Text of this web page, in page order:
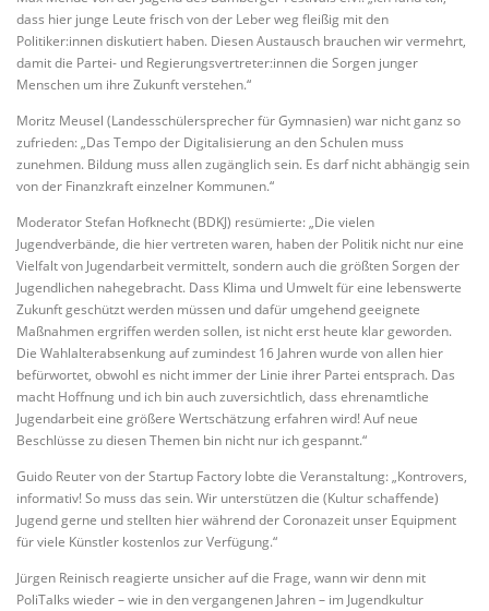
dass hier junge Leute frisch von der Leber weg fleißig mit den
Politiker:innen diskutiert haben. Diesen Austausch brauchen wir vermehrt,
damit die Partei- und Regierungsvertreter:innen die Sorgen junger
Menschen um ihre Zukunft verstehen.“
Moritz Meusel (Landesschülersprecher für Gymnasien) war nicht ganz so
zufrieden: „Das Tempo der Digitalisierung an den Schulen muss
zunehmen. Bildung muss allen zugänglich sein. Es darf nicht abhängig sein
von der Finanzkraft einzelner Kommunen.“
Moderator Stefan Hofknecht (BDKJ) resümierte: „Die vielen
Jugendverbände, die hier vertreten waren, haben der Politik nicht nur eine
Vielfalt von Jugendarbeit vermittelt, sondern auch die größten Sorgen der
Jugendlichen nahegebracht. Dass Klima und Umwelt für eine lebenswerte
Zukunft geschützt werden müssen und dafür umgehend geeignete
Maßnahmen ergriffen werden sollen, ist nicht erst heute klar geworden.
Die Wahlalterabsenkung auf zumindest 16 Jahren wurde von allen hier
befürwortet, obwohl es nicht immer der Linie ihrer Partei entsprach. Das
macht Hoffnung und ich bin auch zuversichtlich, dass ehrenamtliche
Jugendarbeit eine größere Wertschätzung erfahren wird! Auf neue
Beschlüsse zu diesen Themen bin nicht nur ich gespannt.“
Guido Reuter von der Startup Factory lobte die Veranstaltung: „Kontrovers,
informativ! So muss das sein. Wir unterstützen die (Kultur schaffende)
Jugend gerne und stellten hier während der Coronazeit unser Equipment
für viele Künstler kostenlos zur Verfügung.“
Jürgen Reinisch reagierte unsicher auf die Frage, wann wir denn mit
PoliTalks wieder – wie in den vergangenen Jahren – im Jugendkultur